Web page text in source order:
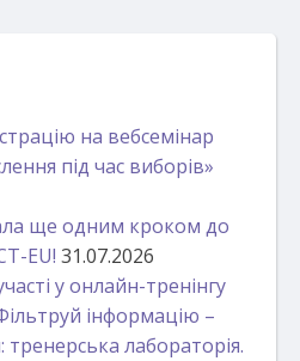
на вебсемінар
під час виборів»
ще одним кроком до
EU! 31.07.2026
у онлайн-тренінгу
інформацію –
лабораторія.